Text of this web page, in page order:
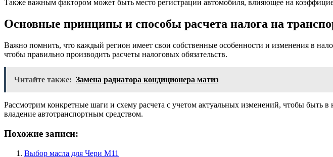
Также важным фактором может быть место регистрации автомобиля, влияющее на
Основные принципы и способы расчета налога на
Важно помнить, что каждый регион имеет свои собственные особенности и изменения в
чтобы правильно производить расчеты налоговых обязательств.
Читайте также: Замена радиатора кондиционера матиз
Рассмотрим конкретные шаги и схему расчета с учетом актуальных изменений, чтобы быть
владение автотранспортным средством.
Похожие записи:
Выбор масла для Чери М11